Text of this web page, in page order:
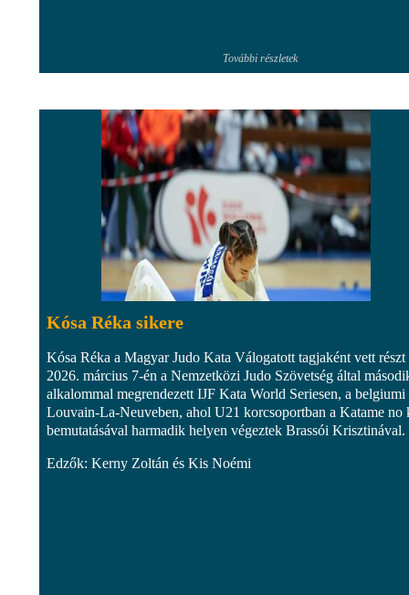
További részletek
Kósa Réka sikere
Kósa Réka a Magyar Judo Kata Válogatott tagjaként vett részt
2026. március 7-én a Nemzetközi Judo Szövetség által
alkalommal megrendezett IJF Kata World Seriesen, a belgiumi
Louvain-La-Neuveben, ahol U21 korcsoportban a Katame no
bemutatásával harmadik helyen végeztek Brassói Krisztinával.
Edzők: Kerny Zoltán és Kis Noémi